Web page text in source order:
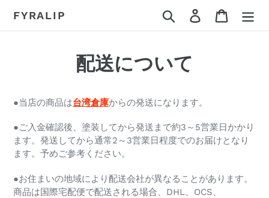
FYRALIP 検索 ログインカート
配送について
●当店の商品は台湾倉庫からの発送になります。
●ご入金確認後、塗装してから発送まで約3～5営業日かかり
ます。発送してから通常2～3営業日程度でのお届けとなり
ます。予めご参考ください。
●お住まいの地域により配送会社が異なることがあります。
商品は国際宅配便で配送される場合、DHL、OCS、